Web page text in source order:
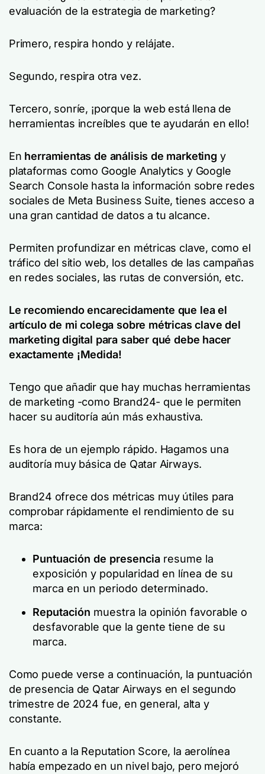
evaluación de la estrategia de marketing?
Primero, respira hondo y relájate.
Segundo, respira otra vez.
Tercero, sonríe, ¡porque la web está llena de
herramientas increíbles que te ayudarán en ello!
En herramientas de análisis de marketing y
plataformas como Google Analytics y Google
Search Console hasta la información sobre redes
sociales de Meta Business Suite, tienes acceso a
una gran cantidad de datos a tu alcance.
Permiten profundizar en métricas clave, como el
tráfico del sitio web, los detalles de las campañas
en redes sociales, las rutas de conversión, etc.
Le recomiendo encarecidamente que lea el
artículo de mi colega sobre métricas clave del
marketing digital para saber qué debe hacer
exactamente ¡Medida!
Tengo que añadir que hay muchas herramientas
de marketing -como Brand24- que le permiten
hacer su auditoría aún más exhaustiva.
Es hora de un ejemplo rápido. Hagamos una
auditoría muy básica de Qatar Airways.
Brand24 ofrece dos métricas muy útiles para
comprobar rápidamente el rendimiento de su
marca:
Puntuación de presencia resume la
exposición y popularidad en línea de su
marca en un periodo determinado.
Reputación muestra la opinión favorable o
desfavorable que la gente tiene de su
marca.
Como puede verse a continuación, la puntuación
de presencia de Qatar Airways en el segundo
trimestre de 2024 fue, en general, alta y
constante.
En cuanto a la Reputation Score, la aerolínea
había empezado en un nivel bajo, pero mejoró